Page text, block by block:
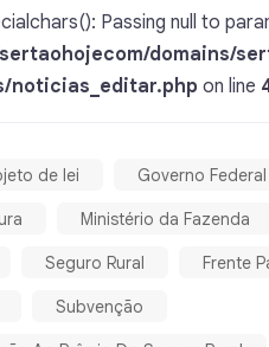
Passing null to
domains/
noticias_editar.php on line
de lei Governo Federal
Ministério da Fazenda
Seguro Rural Frente
Subvenção